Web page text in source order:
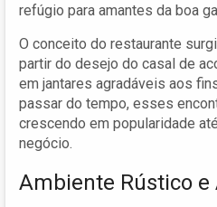
refúgio para amantes da boa
O conceito do restaurante
partir do desejo do casal de
em jantares agradáveis aos
passar do tempo, esses
crescendo em popularidade
negócio.
Ambiente Rústico e